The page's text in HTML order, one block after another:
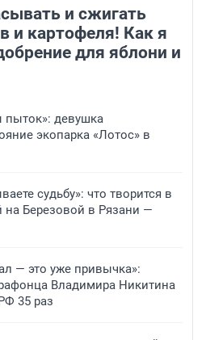
и сжигать
и картофеля! Как я
для яблони и
пыток»: девушка
экопарка «Лотос» в
судьбу»: что творится в
Березовой в Рязани —
— это уже привычка»:
Владимира Никитина
35 раз